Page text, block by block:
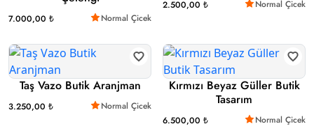
7.000,00 ₺ Normal Çicek
2.500,00 ₺ Normal Çicek
Taş Vazo Butik Aranjman
3.250,00 ₺ Normal Çicek
Kırmızı Beyaz Güller Butik
Tasarım
6.500,00 ₺ Normal Çicek